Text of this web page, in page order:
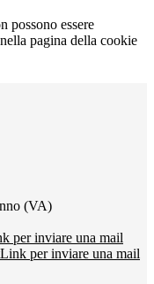
possono essere
pagina della cookie
(VA)
per inviare una mail
Link per inviare una mail